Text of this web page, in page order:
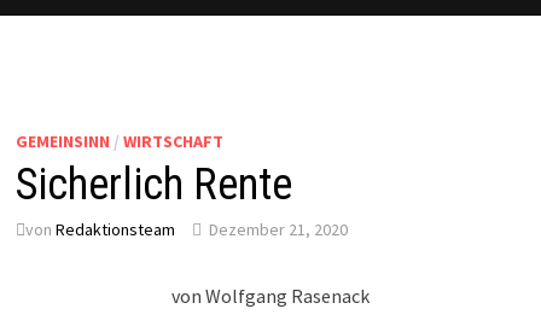
GEMEINSINN / WIRTSCHAFT
Sicherlich Rente
von Redaktionsteam Dezember 21, 2020
von Wolfgang Rasenack